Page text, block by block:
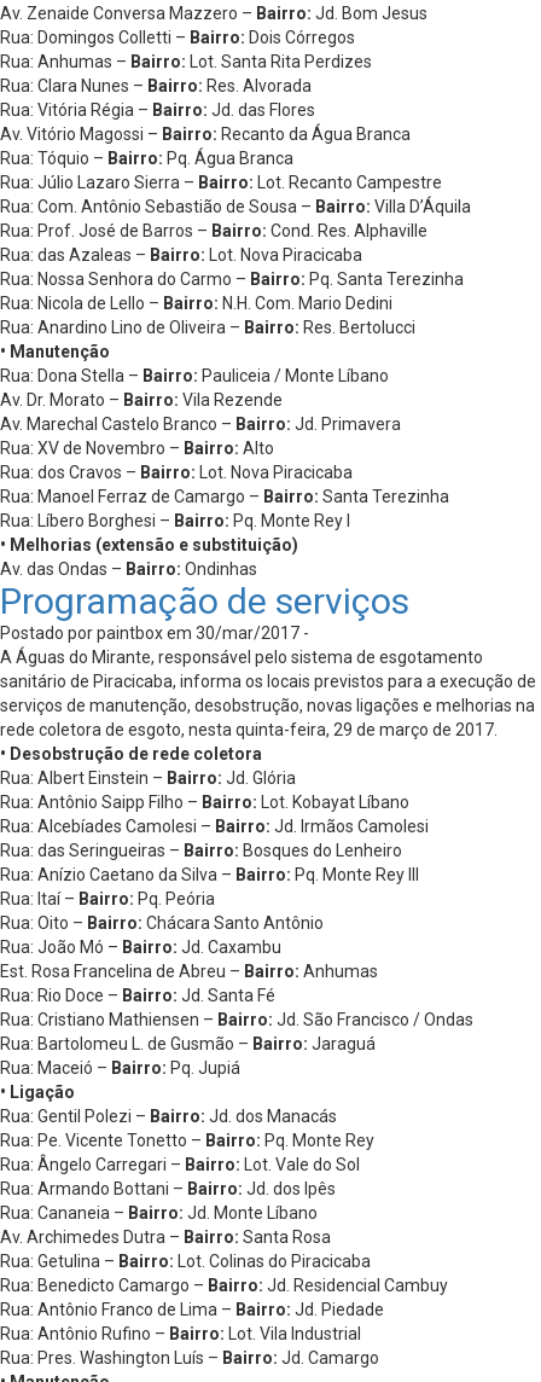
Av. Zenaide Conversa Mazzero – Bairro: Jd. Bom Jesus
Rua: Domingos Colletti – Bairro: Dois Córregos
Rua: Anhumas – Bairro: Lot. Santa Rita Perdizes
Rua: Clara Nunes – Bairro: Res. Alvorada
Rua: Vitória Régia – Bairro: Jd. das Flores
Av. Vitório Magossi – Bairro: Recanto da Água Branca
Rua: Tóquio – Bairro: Pq. Água Branca
Rua: Júlio Lazaro Sierra – Bairro: Lot. Recanto Campestre
Rua: Com. Antônio Sebastião de Sousa – Bairro: Villa D’Áquila
Rua: Prof. José de Barros – Bairro: Cond. Res. Alphaville
Rua: das Azaleas – Bairro: Lot. Nova Piracicaba
Rua: Nossa Senhora do Carmo – Bairro: Pq. Santa Terezinha
Rua: Nicola de Lello – Bairro: N.H. Com. Mario Dedini
Rua: Anardino Lino de Oliveira – Bairro: Res. Bertolucci
• Manutenção
Rua: Dona Stella – Bairro: Pauliceia / Monte Líbano
Av. Dr. Morato – Bairro: Vila Rezende
Av. Marechal Castelo Branco – Bairro: Jd. Primavera
Rua: XV de Novembro – Bairro: Alto
Rua: dos Cravos – Bairro: Lot. Nova Piracicaba
Rua: Manoel Ferraz de Camargo – Bairro: Santa Terezinha
Rua: Líbero Borghesi – Bairro: Pq. Monte Rey I
• Melhorias (extensão e substituição)
Av. das Ondas – Bairro: Ondinhas
Programação de serviços
Postado por paintbox em 30/mar/2017 -
A Águas do Mirante, responsável pelo sistema de esgotamento
sanitário de Piracicaba, informa os locais previstos para a execução de
serviços de manutenção, desobstrução, novas ligações e melhorias na
rede coletora de esgoto, nesta quinta-feira, 29 de março de 2017.
• Desobstrução de rede coletora
Rua: Albert Einstein – Bairro: Jd. Glória
Rua: Antônio Saipp Filho – Bairro: Lot. Kobayat Líbano
Rua: Alcebíades Camolesi – Bairro: Jd. Irmãos Camolesi
Rua: das Seringueiras – Bairro: Bosques do Lenheiro
Rua: Anízio Caetano da Silva – Bairro: Pq. Monte Rey III
Rua: Itaí – Bairro: Pq. Peória
Rua: Oito – Bairro: Chácara Santo Antônio
Rua: João Mó – Bairro: Jd. Caxambu
Est. Rosa Francelina de Abreu – Bairro: Anhumas
Rua: Rio Doce – Bairro: Jd. Santa Fé
Rua: Cristiano Mathiensen – Bairro: Jd. São Francisco / Ondas
Rua: Bartolomeu L. de Gusmão – Bairro: Jaraguá
Rua: Maceió – Bairro: Pq. Jupiá
• Ligação
Rua: Gentil Polezi – Bairro: Jd. dos Manacás
Rua: Pe. Vicente Tonetto – Bairro: Pq. Monte Rey
Rua: Ângelo Carregari – Bairro: Lot. Vale do Sol
Rua: Armando Bottani – Bairro: Jd. dos Ipês
Rua: Cananeia – Bairro: Jd. Monte Líbano
Av. Archimedes Dutra – Bairro: Santa Rosa
Rua: Getulina – Bairro: Lot. Colinas do Piracicaba
Rua: Benedicto Camargo – Bairro: Jd. Residencial Cambuy
Rua: Antônio Franco de Lima – Bairro: Jd. Piedade
Rua: Antônio Rufino – Bairro: Lot. Vila Industrial
Rua: Pres. Washington Luís – Bairro: Jd. Camargo